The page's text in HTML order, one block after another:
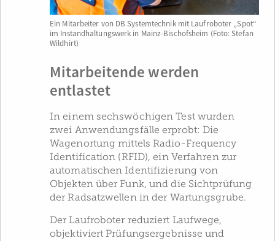
Ein Mitarbeiter von DB Systemtechnik mit Laufroboter „Spot“
im Instandhaltungswerk in Mainz-Bischofsheim (Foto: Stefan
Wildhirt)
Mitarbeitende werden
entlastet
In einem sechswöchigen Test wurden
zwei Anwendungsfälle erprobt: Die
Wagenortung mittels Radio-Frequency
Identification (RFID), ein Verfahren zur
automatischen Identifizierung von
Objekten über Funk, und die Sichtprüfung
der Radsatzwellen in der Wartungsgrube.
Der Laufroboter reduziert Laufwege,
objektiviert Prüfungsergebnisse und